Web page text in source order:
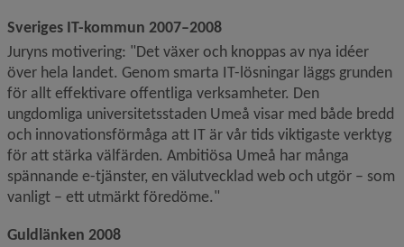
Sveriges IT-kommun 2007–2008
Juryns motivering: "Det växer och knoppas av nya idéer
över hela landet. Genom smarta IT-lösningar läggs grunden
för allt effektivare offentliga verksamheter. Den
ungdomliga universitetsstaden Umeå visar med både bredd
och innovationsförmåga att IT är vår tids viktigaste verktyg
för att stärka välfärden. Ambitiösa Umeå har många
spännande e-tjänster, en välutvecklad web och utgör – som
vanligt – ett utmärkt föredöme."
Guldlänken 2008